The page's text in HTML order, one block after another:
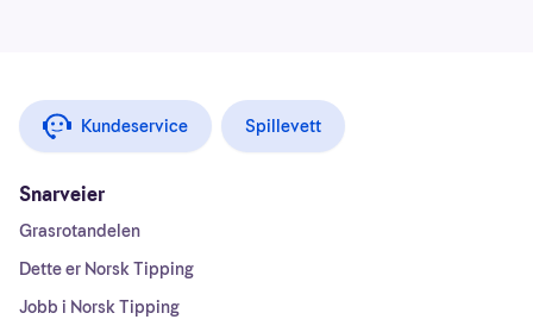
Kundeservice Spillevett
Snarveier
Grasrotandelen
Dette er Norsk Tipping
Jobb i Norsk Tipping